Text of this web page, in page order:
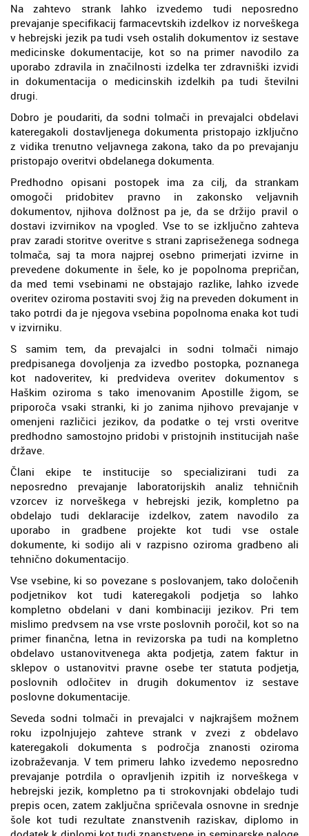
Na zahtevo strank lahko izvedemo tudi neposredno
prevajanje specifikacij farmacevtskih izdelkov iz norveškega
v hebrejski jezik pa tudi vseh ostalih dokumentov iz sestave
medicinske dokumentacije, kot so na primer navodilo za
uporabo zdravila in značilnosti izdelka ter zdravniški izvidi
in dokumentacija o medicinskih izdelkih pa tudi številni
drugi.
Dobro je poudariti, da sodni tolmači in prevajalci obdelavi
kateregakoli dostavljenega dokumenta pristopajo izključno
z vidika trenutno veljavnega zakona, tako da po prevajanju
pristopajo overitvi obdelanega dokumenta.
Predhodno opisani postopek ima za cilj, da strankam
omogoči pridobitev pravno in zakonsko veljavnih
dokumentov, njihova dolžnost pa je, da se držijo pravil o
dostavi izvirnikov na vpogled. Vse to se izključno zahteva
prav zaradi storitve overitve s strani zapriseženega sodnega
tolmača, saj ta mora najprej osebno primerjati izvirne in
prevedene dokumente in šele, ko je popolnoma prepričan,
da med temi vsebinami ne obstajajo razlike, lahko izvede
overitev oziroma postaviti svoj žig na preveden dokument in
tako potrdi da je njegova vsebina popolnoma enaka kot tudi
v izvirniku.
S samim tem, da prevajalci in sodni tolmači nimajo
predpisanega dovoljenja za izvedbo postopka, poznanega
kot nadoveritev, ki predvideva overitev dokumentov s
Haškim oziroma s tako imenovanim Apostille žigom, se
priporoča vsaki stranki, ki jo zanima njihovo prevajanje v
omenjeni različici jezikov, da podatke o tej vrsti overitve
predhodno samostojno pridobi v pristojnih institucijah naše
države.
Člani ekipe te institucije so specializirani tudi za
neposredno prevajanje laboratorijskih analiz tehničnih
vzorcev iz norveškega v hebrejski jezik, kompletno pa
obdelajo tudi deklaracije izdelkov, zatem navodilo za
uporabo in gradbene projekte kot tudi vse ostale
dokumente, ki sodijo ali v razpisno oziroma gradbeno ali
tehnično dokumentacijo.
Vse vsebine, ki so povezane s poslovanjem, tako določenih
podjetnikov kot tudi kateregakoli podjetja so lahko
kompletno obdelani v dani kombinaciji jezikov. Pri tem
mislimo predvsem na vse vrste poslovnih poročil, kot so na
primer finančna, letna in revizorska pa tudi na kompletno
obdelavo ustanovitvenega akta podjetja, zatem faktur in
sklepov o ustanovitvi pravne osebe ter statuta podjetja,
poslovnih odločitev in drugih dokumentov iz sestave
poslovne dokumentacije.
Seveda sodni tolmači in prevajalci v najkrajšem možnem
roku izpolnjujejo zahteve strank v zvezi z obdelavo
kateregakoli dokumenta s področja znanosti oziroma
izobraževanja. V tem primeru lahko izvedemo neposredno
prevajanje potrdila o opravljenih izpitih iz norveškega v
hebrejski jezik, kompletno pa ti strokovnjaki obdelajo tudi
prepis ocen, zatem zaključna spričevala osnovne in srednje
šole kot tudi rezultate znanstvenih raziskav, diplomo in